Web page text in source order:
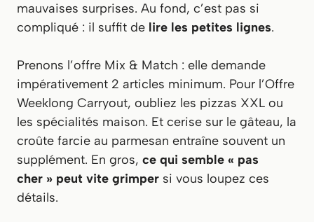
mauvaises surprises. Au fond, c’est pas si
compliqué : il suffit de lire les petites lignes.
Prenons l’offre Mix & Match : elle demande
impérativement 2 articles minimum. Pour l’Offre
Weeklong Carryout, oubliez les pizzas XXL ou
les spécialités maison. Et cerise sur le gâteau, la
croûte farcie au parmesan entraîne souvent un
supplément. En gros, ce qui semble « pas
cher » peut vite grimper si vous loupez ces
détails.